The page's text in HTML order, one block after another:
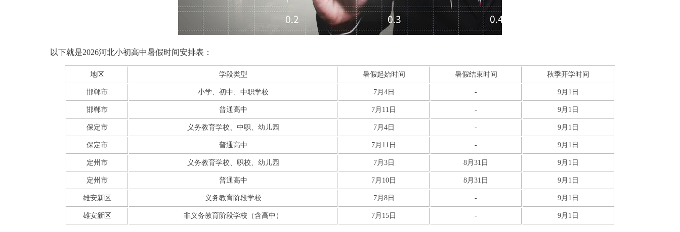
以下就是2026河北小初高中暑假时间安排表：
地区 学段类型 暑假起始时间 暑假结束时间 秋季开学时间
邯郸市 小学、初中、中职学校 7月4日 - 9月1日
邯郸市 普通高中 7月11日 - 9月1日
保定市 义务教育学校、中职、幼儿园 7月4日 - 9月1日
保定市 普通高中 7月11日 - 9月1日
定州市 义务教育学校、职校、幼儿园 7月3日 8月31日 9月1日
定州市 普通高中 7月10日 8月31日 9月1日
雄安新区 义务教育阶段学校 7月8日 - 9月1日
雄安新区 非义务教育阶段学校（含高中） 7月15日 - 9月1日